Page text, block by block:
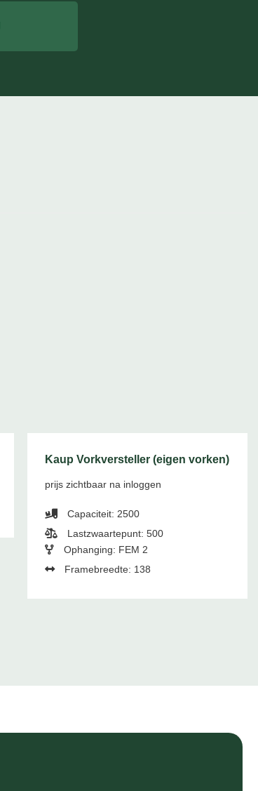
Kaup Vorkversteller (eigen vorken)
prijs zichtbaar na inloggen
Capaciteit: 2500
Lastzwaartepunt: 500
Ophanging: FEM 2
Framebreedte: 138